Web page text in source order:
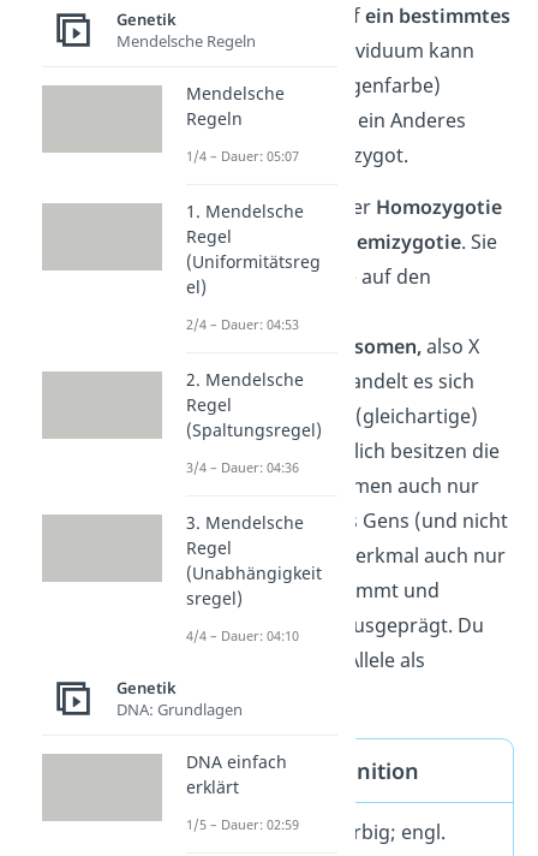
heterozygot) nur aufein bestimmtes
Genbezieht. Ein Individuum kann
also für ein Gen (Augenfarbe)
homozygot sein, für ein Anderes
(Blutgruppe) heterozygot.
Eine Besonderheit der Homozygotie
ist die sogenannte
Hemizygotie. Sie
betrifft die Gene, die auf den
Geschlechtschromosomen,also X
und Y, liegen. Hier handelt es sich
nichtum homologe (gleichartige)
Chromosomen. Folglich besitzen die
X- oder Y-Chromosomen auch nur
jeweils ein Allel eines Gens (und nicht
zwei). So wird das Merkmal auch nur
von einem Allel bestimmt und
dementsprechend ausgeprägt. Du
bezeichnest solche Allele als
hemizygot
Homozygot Definition
Homozygot (reinerbig; engl.
Genetik
Mendelsche Regeln
Mendelsche
Regeln
1/4 – Dauer: 05:07
1. Mendelsche
Regel
(Uniformitätsreg
el)
2/4 – Dauer: 04:53
2. Mendelsche
Regel
(Spaltungsregel)
3/4 – Dauer: 04:36
3. Mendelsche
Regel
(Unabhängigkeit
sregel)
4/4 – Dauer: 04:10
Genetik
DNA: Grundlagen
DNA einfach
erklärt
1/5 – Dauer: 02:59